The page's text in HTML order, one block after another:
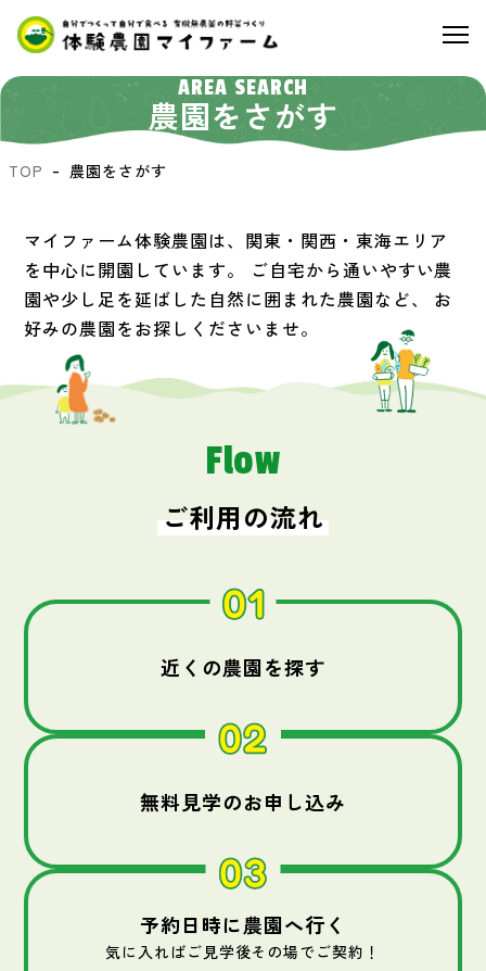
AREA SEARCH
農園をさがす
TOP 農園をさがす
マイファーム体験農園は、関東・関西・東海エリア
を中心に開園しています。
ご自宅から通いやすい農
園や少し足を延ばした自然に囲まれた農園など、
お
好みの農園をお探しくださいませ。
Flow
ご利用の流れ
近くの農園を探す
無料見学のお申し込み
予約日時に農園へ行く
気に入ればご見学後その場でご契約！